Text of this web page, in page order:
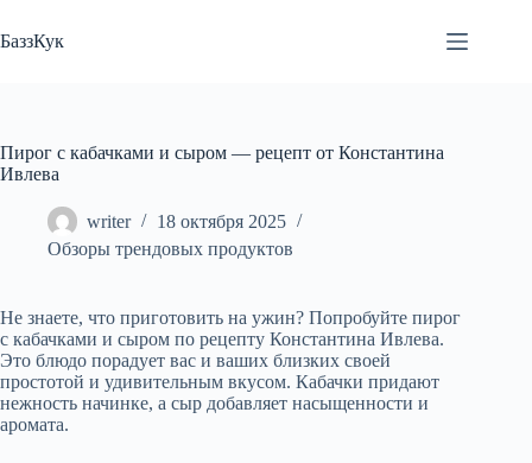
к
сути
БаззКук
Пирог с кабачками и сыром — рецепт от Константина
Ивлева
writer
18 октября 2025
Обзоры трендовых продуктов
Не знаете, что приготовить на ужин? Попробуйте пирог
с кабачками и сыром по рецепту Константина Ивлева.
Это блюдо порадует вас и ваших близких своей
простотой и удивительным вкусом. Кабачки придают
нежность начинке, а сыр добавляет насыщенности и
аромата.